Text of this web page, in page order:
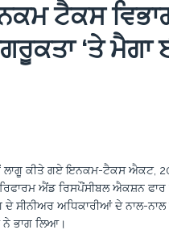
ਟੈਕਸ
‘ਤੇ ਮੈਗਾ
ਕੀਤੇ ਗਏ ਇਨਕਮ-ਟੈਕਸ ਐਕਟ,
ਰਿਫਾਰਮ ਐਂਡ ਰਿਸਪੌਂਸੀਬਲ ਐਕਸ਼ਨ
ਸੀਨੀਅਰ ਅਧਿਕਾਰੀਆਂ ਦੇ ਨਾਲ-
ਨੇ ਭਾਗ ਲਿਆ।